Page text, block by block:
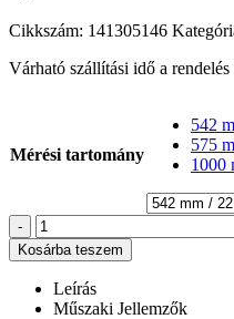
Cikkszám: 141305146
Várható szállítási idő a
Mérési tartomány
542
575
1000
-
Kosárba teszem
Leírás
Műszaki Jellemzők